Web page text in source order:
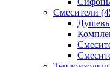
Смесители